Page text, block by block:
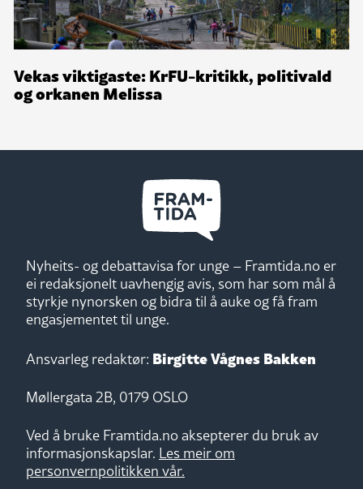
Vekas viktigaste: KrFU-kritikk, politivald
og orkanen Melissa
Nyheits- og debattavisa for unge – Framtida.no er
ei redaksjonelt uavhengig avis, som har som mål å
styrkje nynorsken og bidra til å auke og få fram
engasjementet til unge.
Ansvarleg redaktør: Birgitte Vågnes Bakken
Møllergata 2B, 0179 OSLO
Ved å bruke Framtida.no aksepterer du bruk av
informasjonskapslar. Les meir om
personvernpolitikken vår.